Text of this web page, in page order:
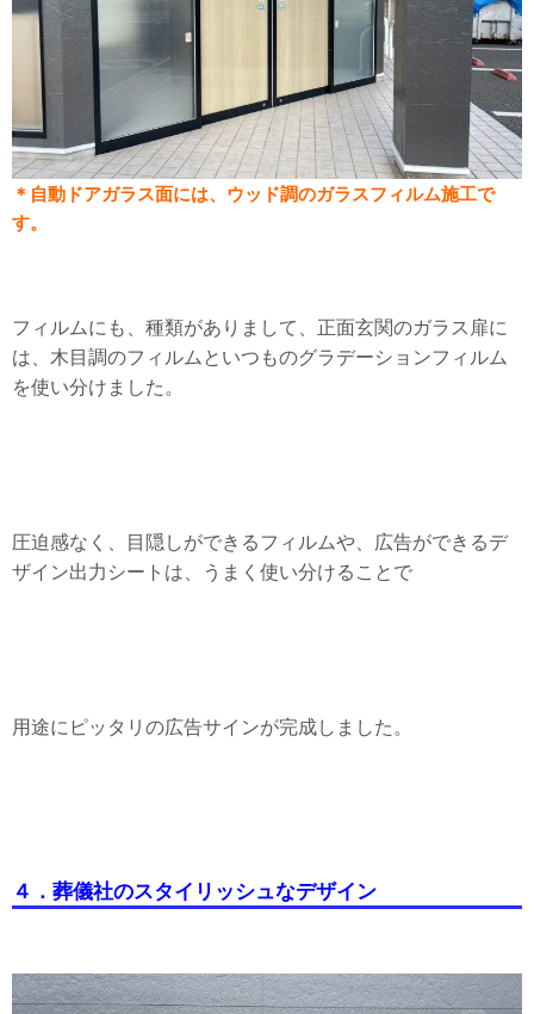
＊自動ドアガラス面には、ウッド調のガラスフィルム施工で
す。
フィルムにも、種類がありまして、正面玄関のガラス扉に
は、木目調のフィルムといつものグラデーションフィルム
を使い分けました。
圧迫感なく、目隠しができるフィルムや、広告ができるデ
ザイン出力シートは、うまく使い分けることで
用途にピッタリの広告サインが完成しました。
４．葬儀社のスタイリッシュなデザイン